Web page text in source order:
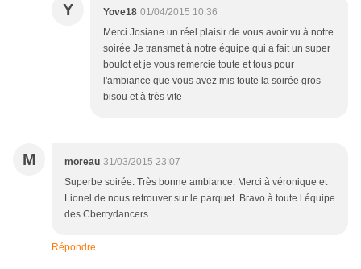
Y Yove18 01/04/2015 10:36
Merci Josiane un réel plaisir de vous avoir vu à notre
soirée Je transmet à notre équipe qui a fait un super
boulot et je vous remercie toute et tous pour
l'ambiance que vous avez mis toute la soirée gros
bisou et à très vite
M moreau 31/03/2015 23:07
Superbe soirée. Très bonne ambiance. Merci à véronique et
Lionel de nous retrouver sur le parquet. Bravo à toute l équipe
des Cberrydancers.
Répondre